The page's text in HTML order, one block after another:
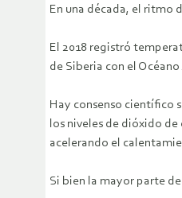
En una década, el ritmo
El 2018 registró
de Siberia con el
Hay consenso científico
los niveles de dióxido
acelerando el
Si bien la mayor parte